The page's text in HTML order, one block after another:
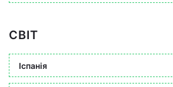
СВІТ
Іспанія